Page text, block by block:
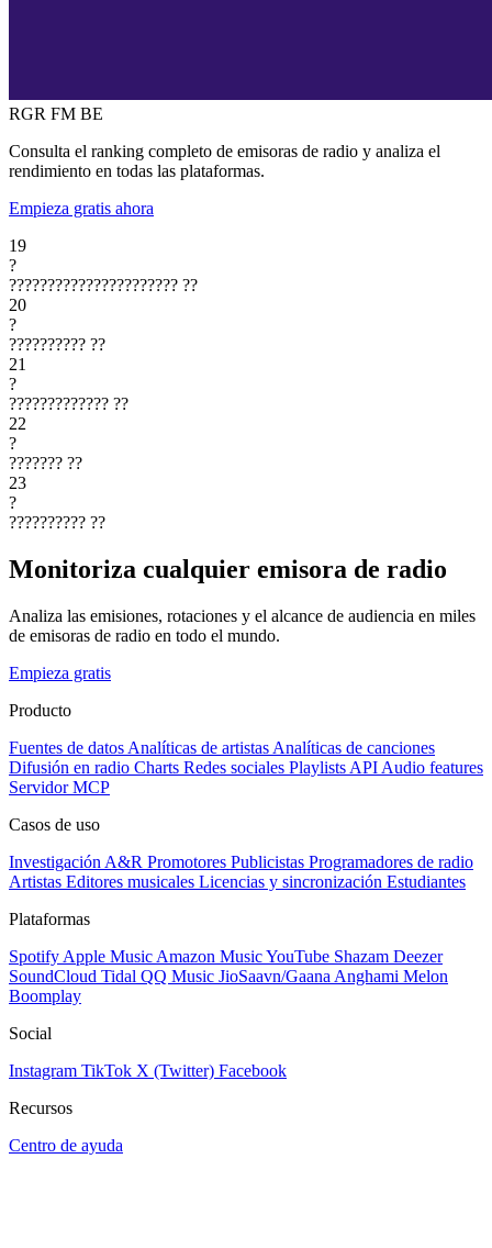
RGR FM BE
Consulta el ranking completo de emisoras de radio y analiza el
rendimiento en todas las plataformas.
Empieza gratis ahora
19
?
?????????????????????? ??
20
?
?????????? ??
21
?
????????????? ??
22
?
??????? ??
23
?
?????????? ??
Monitoriza cualquier emisora de radio
Analiza las emisiones, rotaciones y el alcance de audiencia en miles
de emisoras de radio en todo el mundo.
Empieza gratis
Producto
Fuentes de datos Analíticas de artistas Analíticas de canciones
Difusión en radio Charts Redes sociales Playlists API Audio features
Servidor MCP
Casos de uso
Investigación A&R Promotores Publicistas Programadores de radio
Artistas Editores musicales Licencias y sincronización Estudiantes
Plataformas
Spotify Apple Music Amazon MusicYouTube Shazam Deezer
SoundCloud Tidal QQ Music JioSaavn/Gaana Anghami Melon
Boomplay
Social
Instagram TikTok X (Twitter) Facebook
Recursos
Centro de ayuda